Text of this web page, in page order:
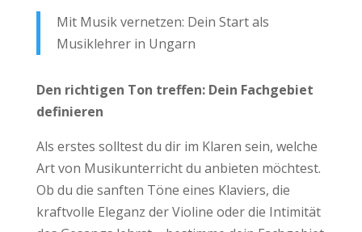
Mit Musik vernetzen: Dein Start als
Musiklehrer in Ungarn
Den richtigen Ton treffen: Dein Fachgebiet
definieren
Als erstes solltest du dir im Klaren sein, welche
Art von Musikunterricht du anbieten möchtest.
Ob du die sanften Töne eines Klaviers, die
kraftvolle Eleganz der Violine oder die Intimität